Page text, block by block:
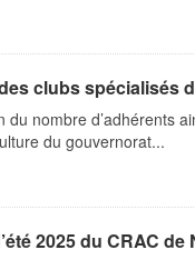
clubs spécialisés
nombre d’adhérents
du gouvernorat...
2025 du CRAC de